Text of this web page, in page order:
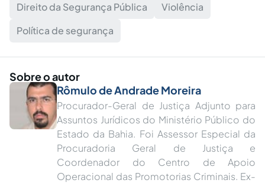
Direito da Segurança Pública
Violência
Política de segurança
Sobre o autor
Rômulo de Andrade Moreira
Procurador-Geral de Justiça Adjunto para
Assuntos Jurídicos do Ministério Público do
Estado da Bahia. Foi Assessor Especial da
Procuradoria Geral de Justiça e
Coordenador do Centro de Apoio
Operacional das Promotorias Criminais. Ex-